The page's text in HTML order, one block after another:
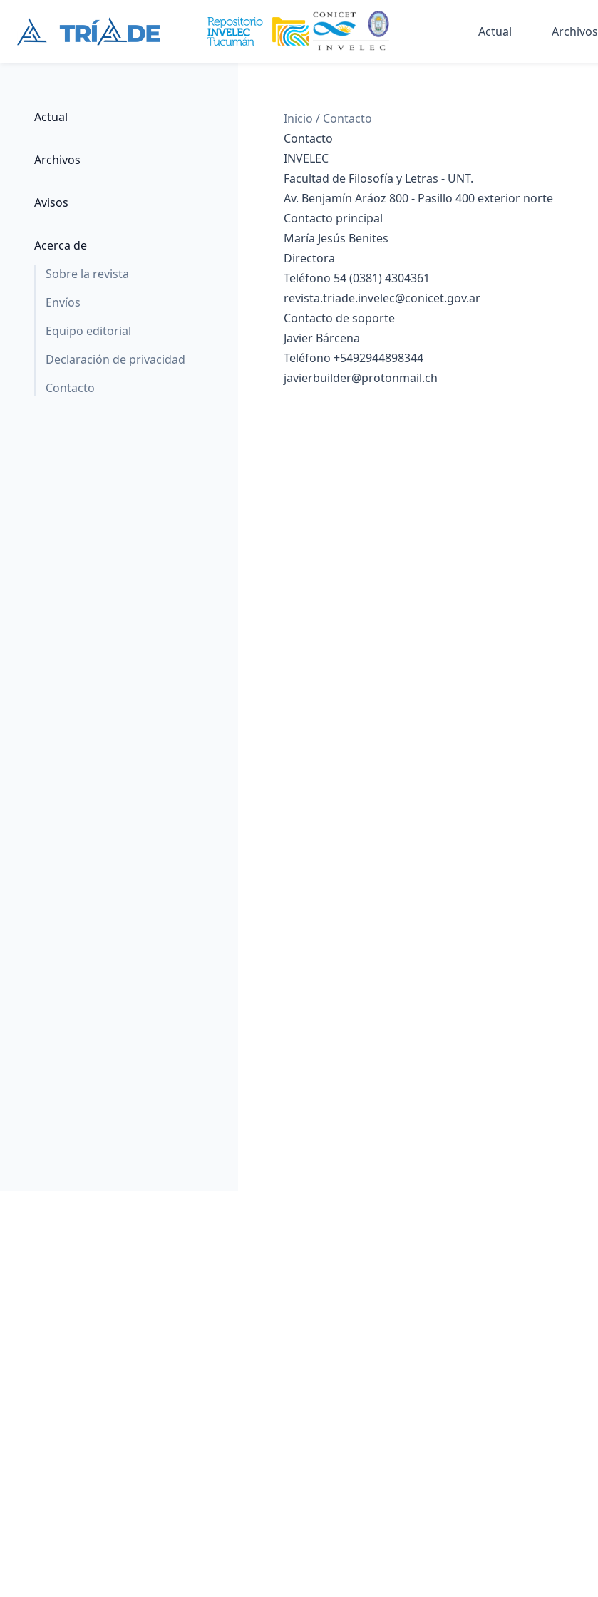
Actual Archivos
Actual
Archivos
Avisos
Acerca de
Sobre la revista
Envíos
Equipo editorial
Declaración de privacidad
Contacto
Inicio / Contacto
Contacto
INVELEC
Facultad de Filosofía y Letras - UNT.
Av. Benjamín Aráoz 800 - Pasillo 400 exterior norte
Contacto principal
María Jesús Benites
Directora
Teléfono 54 (0381) 4304361
revista.triade.invelec@conicet.gov.ar
Contacto de soporte
Javier Bárcena
Teléfono +5492944898344
javierbuilder@protonmail.ch